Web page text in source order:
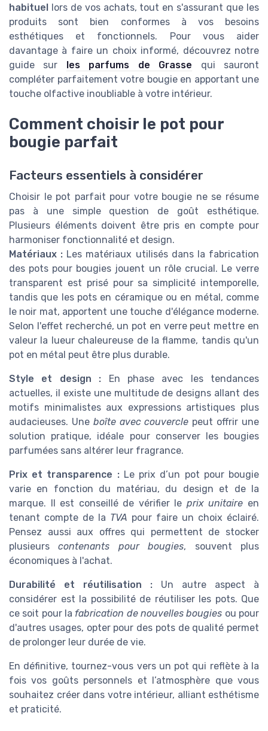
habituel
lors de vos achats, tout en s'assurant que les
produits sont bien conformes à vos besoins
esthétiques et fonctionnels. Pour vous aider
davantage à faire un choix informé, découvrez notre
guide sur
les parfums de Grasse qui sauront
compléter parfaitement votre bougie en apportant une
touche olfactive inoubliable à votre intérieur.
Comment choisir le pot pour
bougie parfait
Facteurs essentiels à considérer
Choisir le pot parfait pour votre bougie ne se résume
pas à une simple question de goût esthétique.
Plusieurs éléments doivent être pris en compte pour
harmoniser fonctionnalité et design.
Matériaux : Les matériaux utilisés dans la fabrication
des pots pour bougies jouent un rôle crucial. Le verre
transparent est prisé pour sa simplicité intemporelle,
tandis que les pots en céramique ou en métal, comme
le noir mat, apportent une touche d'élégance moderne.
Selon l'effet recherché, un pot en verre peut mettre en
valeur la lueur chaleureuse de la flamme, tandis qu'un
pot en métal peut être plus durable.
Style et design : En phase avec les tendances
actuelles, il existe une multitude de designs allant des
motifs minimalistes aux expressions artistiques plus
audacieuses. Une boîte avec couvercle peut offrir une
solution pratique, idéale pour conserver les bougies
parfumées sans altérer leur fragrance.
Prix et transparence :Le prix d’un pot pour bougie
varie en fonction du matériau, du design et de la
marque. Il est conseillé de vérifier le prix unitaire en
tenant compte de la TVA pour faire un choix éclairé.
Pensez aussi aux offres qui permettent de stocker
plusieurscontenants pour bougies, souvent plus
économiques à l'achat.
Durabilité et réutilisation : Un autre aspect à
considérer est la possibilité de réutiliser les pots. Que
ce soit pour la fabrication de nouvelles bougies ou pour
d'autres usages, opter pour des pots de qualité permet
de prolonger leur durée de vie.
En définitive, tournez-vous vers un pot qui reflète à la
fois vos goûts personnels et l’atmosphère que vous
souhaitez créer dans votre intérieur, alliant esthétisme
et praticité.